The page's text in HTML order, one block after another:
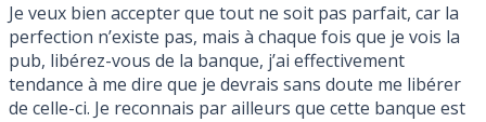
Je veux bien accepter que tout ne soit pas parfait, car la
perfection n’existe pas, mais à chaque fois que je vois la
pub, libérez-vous de la banque, j’ai effectivement
tendance à me dire que je devrais sans doute me libérer
de celle-ci. Je reconnais par ailleurs que cette banque est